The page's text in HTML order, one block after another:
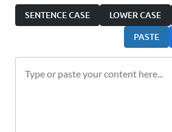
SENTENCE CASE LOWER CASE
PASTE